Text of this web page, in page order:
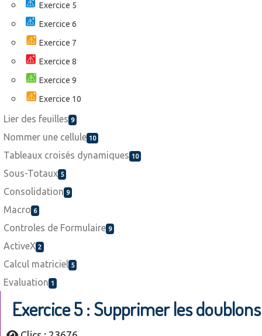
Exercice 5
Exercice 6
Exercice 7
Exercice 8
Exercice 9
Exercice 10
Lier des feuilles 9
Nommer une cellule 10
Tableaux croisés dynamiques 10
Sous-Totaux 5
Consolidation 9
Macro 6
Controles de Formulaire 9
ActiveX 2
Calcul matriciel 5
Evaluation 1
Exercice 5 : Supprimer les doublons